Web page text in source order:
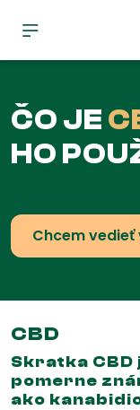
ČO JE
HO
Chcem vedieť
CBD
Skratka
pomerne
ako